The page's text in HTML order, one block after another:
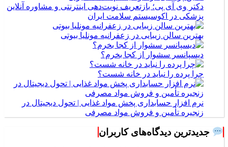
دکتر وی آی پی؛ بازتعریف نوبت‌دهی اینترنتی و مشاوره آنلاین
پزشکی در اکوسیستم سلامت ایران
بهترین سالن زیبایی در زعفرانیه مونلیا بیوتی
دیسپانسر سشوار از کجا بخرم؟
چرا پرده را نباید در خانه شست؟
نرم افزار حسابداری پخش مواد غذایی | تحول دیجیتال در
زنجیره تأمین و فروش مواد مصرفی
جدیدترین دیدگاه‌های کاربران